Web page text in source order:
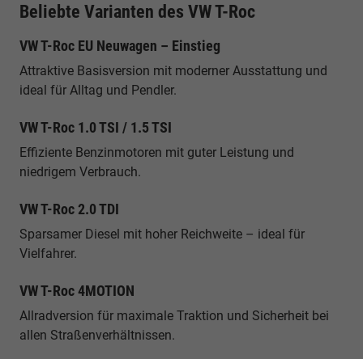
Beliebte Varianten des VW T-Roc
VW T-Roc EU Neuwagen – Einstieg
Attraktive Basisversion mit moderner Ausstattung und
ideal für Alltag und Pendler.
VW T-Roc 1.0 TSI / 1.5 TSI
Effiziente Benzinmotoren mit guter Leistung und
niedrigem Verbrauch.
VW T-Roc 2.0 TDI
Sparsamer Diesel mit hoher Reichweite – ideal für
Vielfahrer.
VW T-Roc 4MOTION
Allradversion für maximale Traktion und Sicherheit bei
allen Straßenverhältnissen.